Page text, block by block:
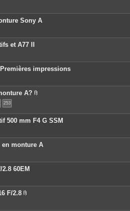
c
e
o
e
s
Sony A
et A77 II
impressions
A?
c
e
o
e
253
500 mm F4 G SSM
en monture A
60EM
F/2.8